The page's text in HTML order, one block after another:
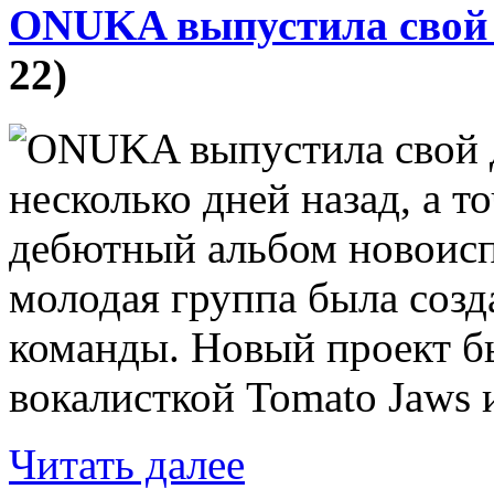
ONUKA выпустила
22)
несколько дней назад, а
дебютный альбом
молодая группа была
команды. Новый проект
вокалисткой Tomato
Читать далее